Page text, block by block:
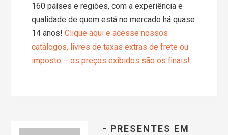
160 países e regiões, com a experiência e
qualidade de quem está no mercado há quase
14 anos!Clique aqui e acesse nossos
catálogos, livres de taxas extras de frete ou
imposto – os preços exibidos são os finais!
- PRESENTES EM